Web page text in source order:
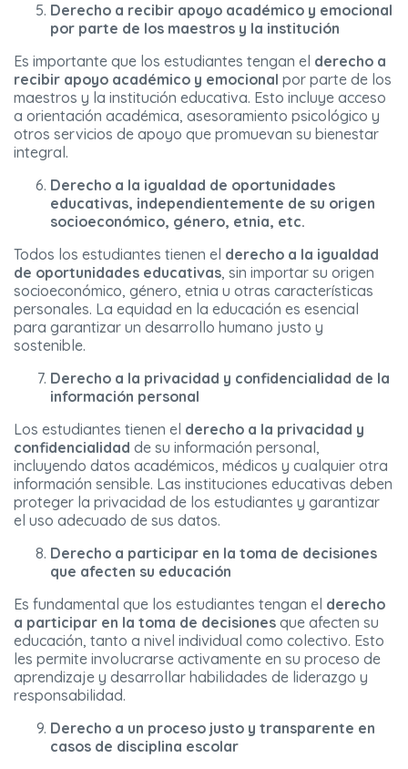
Derecho a recibir apoyo académico y emocional
por parte de los maestros y la institución
Es importante que los estudiantes tengan el derecho a
recibir apoyo académico y emocional por parte de los
maestros y la institución educativa. Esto incluye acceso
a orientación académica, asesoramiento psicológico y
otros servicios de apoyo que promuevan su bienestar
integral.
Derecho a la igualdad de oportunidades
educativas, independientemente de su origen
socioeconómico, género, etnia, etc.
Todos los estudiantes tienen el derecho a la igualdad
de oportunidades educativas, sin importar su origen
socioeconómico, género, etnia u otras características
personales. La equidad en la educación es esencial
para garantizar un desarrollo humano justo y
sostenible.
Derecho a la privacidad y confidencialidad de la
información personal
Los estudiantes tienen el derecho a la privacidad y
confidencialidad de su información personal,
incluyendo datos académicos, médicos y cualquier otra
información sensible. Las instituciones educativas deben
proteger la privacidad de los estudiantes y garantizar
el uso adecuado de sus datos.
Derecho a participar en la toma de decisiones
que afecten su educación
Es fundamental que los estudiantes tengan el derecho
a participar en la toma de decisiones que afecten su
educación, tanto a nivel individual como colectivo. Esto
les permite involucrarse activamente en su proceso de
aprendizaje y desarrollar habilidades de liderazgo y
responsabilidad.
Derecho a un proceso justo y transparente en
casos de disciplina escolar